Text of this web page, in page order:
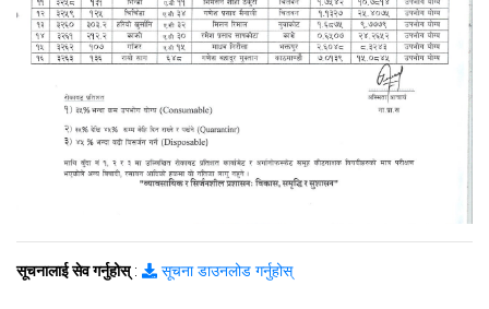
सूचनालाई सेव गर्नुहोस्: सूचना डाउनलोड गर्नुहोस्